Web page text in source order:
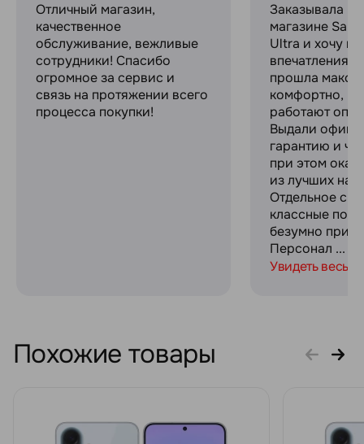
Отличный магазин,
качественное
обслуживание, вежливые
сотрудники! Спасибо
огромное за сервис и
связь на протяжении всего
процесса покупки!
Заказывала в
магазине
Ultra и хочу
прошла
комфортно,
работают
Выдали
гарантию и
при этом
из лучших на
Отдельное
классные
безумно
Персонал ...
Увидеть весь
Похожие товары